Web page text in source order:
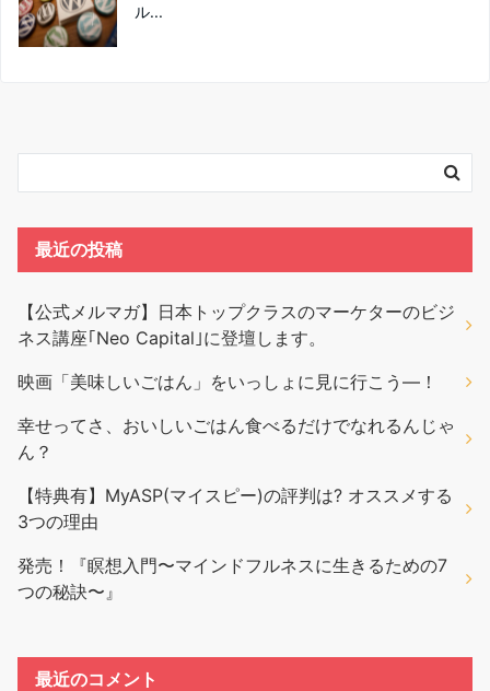
ル...
最近の投稿
【公式メルマガ】日本トップクラスのマーケターのビジ
ネス講座｢Neo Capital｣に登壇します。
映画「美味しいごはん」をいっしょに見に行こう―！
幸せってさ、おいしいごはん食べるだけでなれるんじゃ
ん？
【特典有】MyASP(マイスピー)の評判は? オススメする
3つの理由
発売！『瞑想入門〜マインドフルネスに生きるための7
つの秘訣〜』
最近のコメント